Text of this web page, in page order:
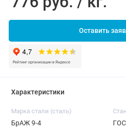
Оставить
Характеристики
Марка стали (сталь)
БрАЖ 9-4